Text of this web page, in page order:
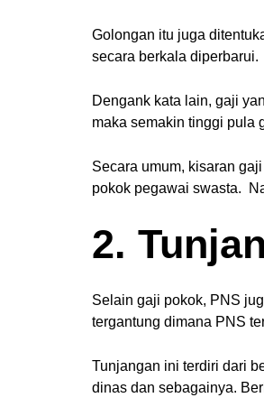
Golongan itu juga
secara berkala diperbarui.
Dengank kata lain, gaji
maka semakin tinggi pula
Secara umum, kisaran
pokok pegawai swasta.
2.
Selain gaji pokok, PNS
tergantung dimana PNS
Tunjangan ini terdiri dari
dinas dan sebagainya.